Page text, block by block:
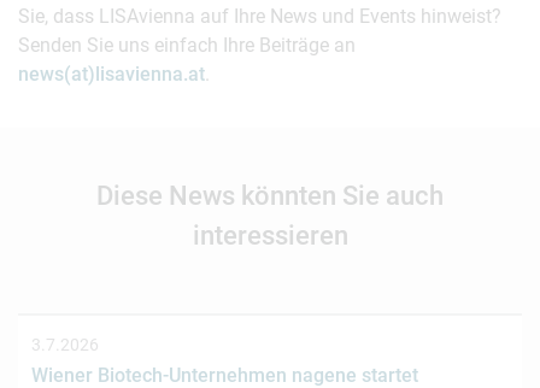
Sie, dass LISAvienna auf Ihre News und Events hinweist?
Senden Sie uns einfach Ihre Beiträge an
news(at)lisavienna.at.
Diese News könnten Sie auch
interessieren
3.7.2026
Wiener Biotech-Unternehmen nagene startet